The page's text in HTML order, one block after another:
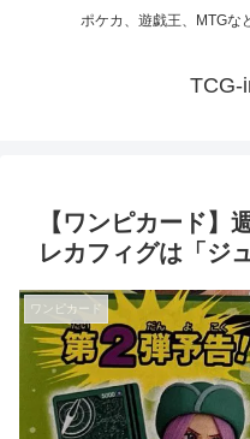
ポケカ、遊戯王、MTGな
TCG-
【ワンピカード】
レカフィグは「ジ
ワンピカード